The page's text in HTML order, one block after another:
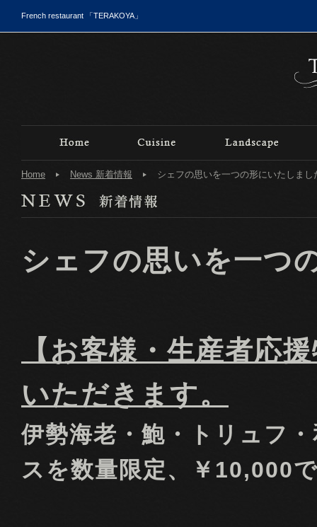
French restaurant 「TERAKOYA」
Home News 新着情報 シェフの思いを一つの形にいたしま
シェフの思いを一つ
【お客様・生産者応
いただきます。
伊勢海老・鮑・トリュフ
スを数量限定、￥10,000